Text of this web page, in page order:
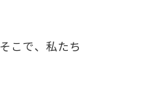
こで、私たち